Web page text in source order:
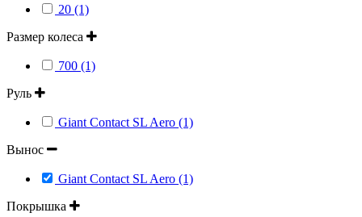
20 (1)
Размер колеса
700 (1)
Руль
Giant Contact SL Aero (1)
Вынос
Giant Contact SL Aero (1)
Покрышка